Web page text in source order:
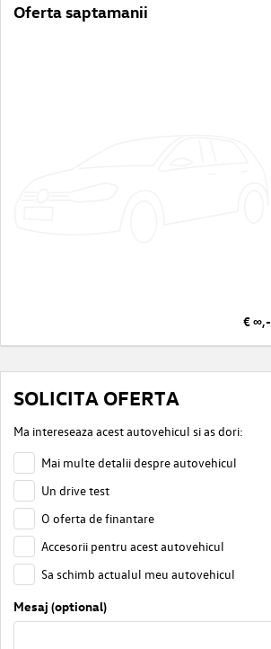
Oferta saptamanii
€ ∞,-
SOLICITA OFERTA
Ma intereseaza acest autovehicul si as dori:
Mai multe detalii despre autovehicul
Un drive test
O oferta de finantare
Accesorii pentru acest autovehicul
Sa schimb actualul meu autovehicul
Mesaj (optional)